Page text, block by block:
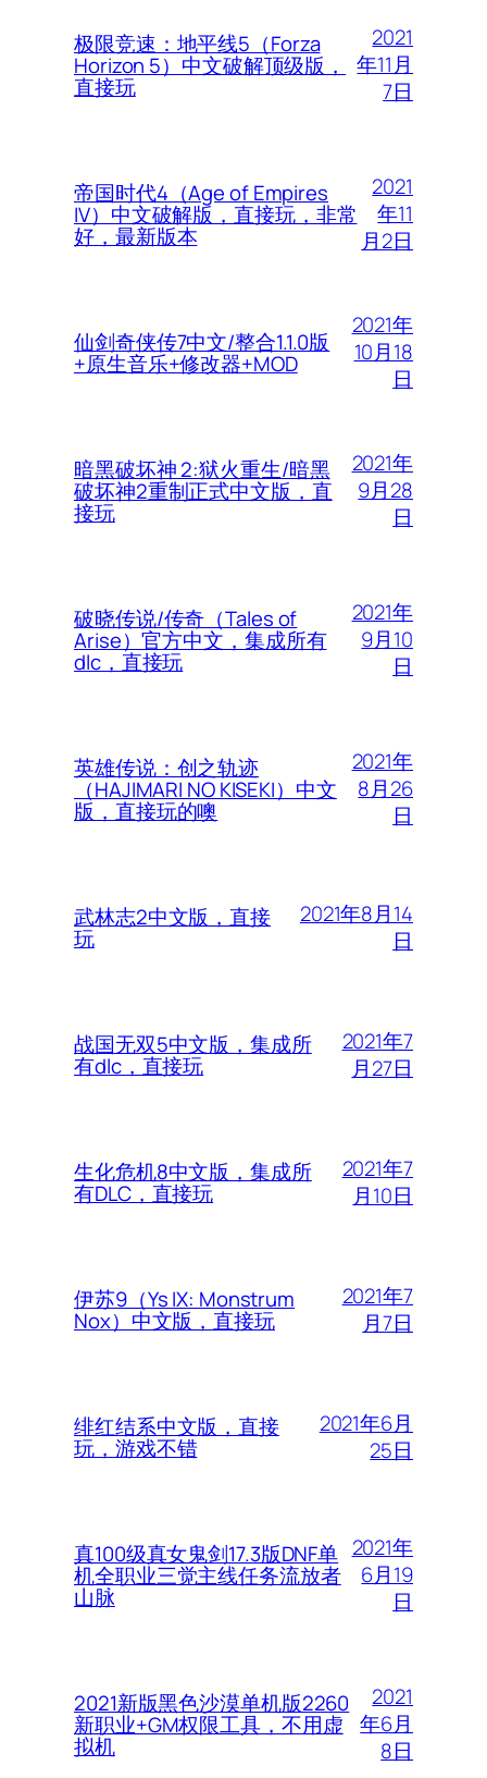
极限竞速：地平线5（Forza
Horizon 5）中文破解顶级版，
直接玩
2021
年11月
7日
帝国时代4（Age of Empires
IV）中文破解版，直接玩，非常
好，最新版本
2021
年11
月2日
仙剑奇侠传7中文/整合1.1.0版
+原生音乐+修改器+MOD
2021年
10月18
日
暗黑破坏神 2:狱火重生/暗黑
破坏神2重制正式中文版，直
接玩
2021年
9月28
日
破晓传说/传奇（Tales of
Arise）官方中文，集成所有
dlc，直接玩
2021年
9月10
日
英雄传说：创之轨迹
（HAJIMARI NO KISEKI）中文
版，直接玩的噢
2021年
8月26
日
武林志2中文版，直接
玩
2021年8月14
日
战国无双5中文版，集成所
有dlc，直接玩
2021年7
月27日
生化危机8中文版，集成所
有DLC，直接玩
2021年7
月10日
伊苏9（Ys IX: Monstrum
Nox）中文版，直接玩
2021年7
月7日
绯红结系中文版，直接
玩，游戏不错
2021年6月
25日
真100级真女鬼剑17.3版DNF单
机全职业三觉主线任务流放者
山脉
2021年
6月19
日
2021新版黑色沙漠单机版2260
新职业+GM权限工具，不用虚
拟机
2021
年6月
8日